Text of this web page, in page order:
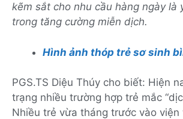
kẽm sắt cho nhu cầu hàng ngày là
trong tăng cường miễn dịch.
Hình ảnh thóp trẻ sơ sinh
PGS.TS Diệu Thúy cho biết: Hiện
trạng nhiều trường hợp trẻ mắc
Nhiều trẻ vừa tháng trước vào viện